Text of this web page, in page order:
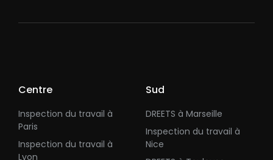
Centre
Inspection du travail à
Paris
Inspection du travail à
Lyon
Sud
DREETS à Marseille
Inspection du travail à
Nice